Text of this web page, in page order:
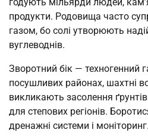
продукти. Родовища часто
газом, бо солі утворюють
вуглеводнів.
Зворотний бік — техногенний
посушливих районах, шахтні
викликають засолення
для степових регіонів.
дренажні системи і моніторинг.